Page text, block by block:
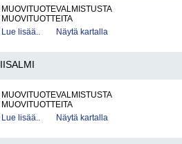
MUOVITUOTEVALMISTUSTA
MUOVITUOTTEITA
Lue lisää..
Näytä kartalla
IISALMI
MUOVITUOTEVALMISTUSTA
MUOVITUOTTEITA
Lue lisää..
Näytä kartalla